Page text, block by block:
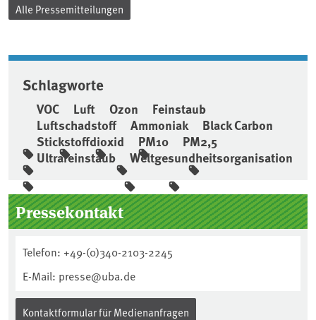
Alle Pressemitteilungen
Schlagworte
VOC Luft Ozon
Feinstaub
Luftschadstoff
Ammoniak
Black Carbon
Stickstoffdioxid
PM10
PM2,5
Ultrafeinstaub
Weltgesundheitsorganisation
Seitenleiste
Pressekontakt
Telefon: +49-(0)340-2103-2245
E-Mail: presse@uba.de
Kontaktformular für Medienanfragen